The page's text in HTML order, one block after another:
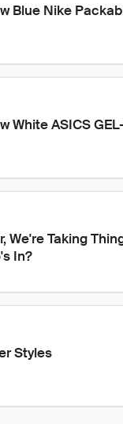
Blue Nike
White ASICS
We're Taking
In?
Styles